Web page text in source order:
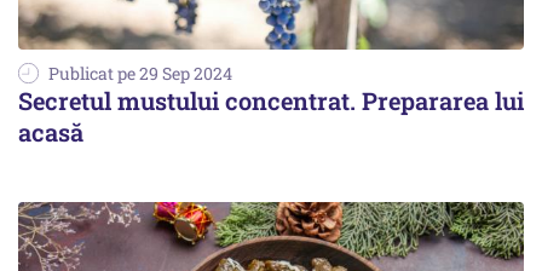
Publicat pe 29 Sep 2024
Secretul mustului concentrat. Prepararea lui
acasă